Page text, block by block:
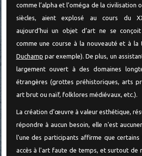
comme l’alpha et l’oméga de la civilisation
siècles, aient explosé au cours du
aujourd’hui un objet d’art ne se
comme une course à la nouveauté et à la
Duchamp par exemple). De plus, un
largement ouvert à des domaines
étrangères (grottes préhistoriques, arts
art brut ou naïf, folklores médiévaux, etc.).
La création d'œuvre à valeur esthétique,
répondre à aucun besoin, elle n'est
l'une des participants affirme que certains
accès à l'art faute de temps, et surtout de